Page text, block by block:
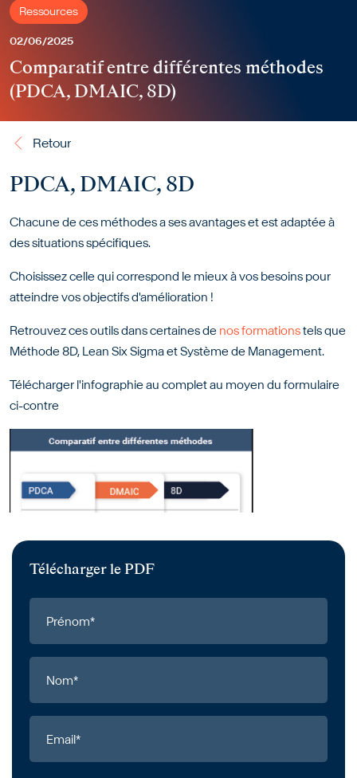
Ressources
02/06/2025
Comparatif entre différentes méthodes
(PDCA, DMAIC, 8D)
Retour
Retour
PDCA, DMAIC, 8D
Chacune de ces méthodes a ses avantages et est adaptée à
des situations spécifiques.
Choisissez celle qui correspond le mieux à vos besoins pour
atteindre vos objectifs d'amélioration !
Retrouvez ces outils dans certaines de nos formationstels que
Méthode 8D, Lean Six Sigma et Système de Management.
Télécharger l'infographie au complet au moyen du formulaire
ci-contre
Télécharger le PDF
Prénom*
Nom*
Email*